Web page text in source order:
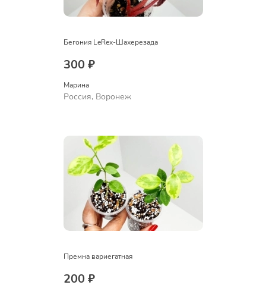
Бегония LeRex-Шахерезада
300 ₽
Марина
Россия, Воронеж
Премна вариегатная
200 ₽